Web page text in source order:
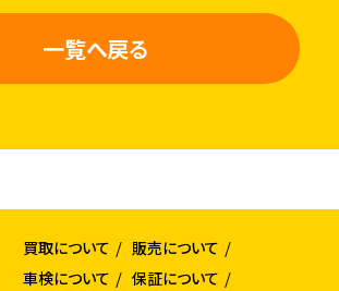
一覧へ戻る
買取について
販売について
車検について
保証について